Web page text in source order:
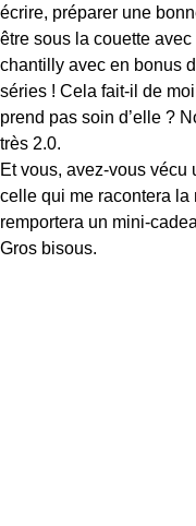
écrire, préparer une
être sous la couette
chantilly avec en bonus
séries ! Cela fait-il de
prend pas soin d’elle ?
très 2.0.
Et vous, avez-vous
celle qui me racontera
remportera un mini-
Gros bisous.